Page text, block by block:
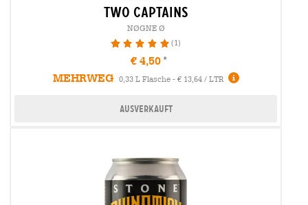
two captains
NØGNE Ø
100% (1)
€ 4,50
MEHRWEG
0,33 L Flasche - € 13,64 / LTR
Ausverkauft